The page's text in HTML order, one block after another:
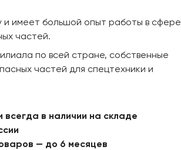
и имеет большой опыт работы в сфере
частей.
по всей стране, собственные
частей для спецтехники и
в наличии на складе
— до 6 месяцев